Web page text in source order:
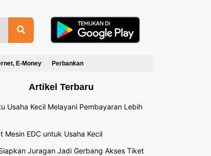
E-Money Perbankan
Artikel Terbaru
Usaha Kecil Melayani Pembayaran Lebih
Mesin EDC untuk Usaha Kecil
Juragan Jadi Gerbang Akses Tiket